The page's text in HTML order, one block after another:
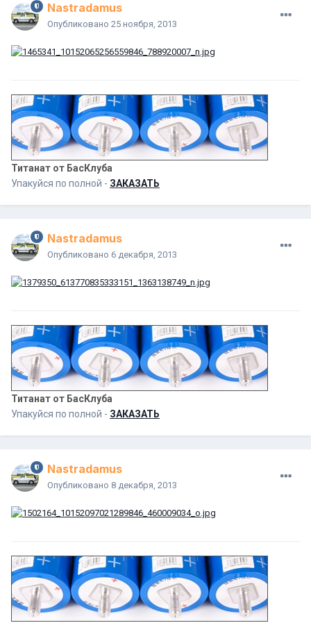
Nastradamus
Опубликовано 25 ноября, 2013
Титанат от БасКлуба
Упакуйся по полной - ЗАКАЗАТЬ
Nastradamus
Опубликовано 6 декабря, 2013
Титанат от БасКлуба
Упакуйся по полной - ЗАКАЗАТЬ
Nastradamus
Опубликовано 8 декабря, 2013